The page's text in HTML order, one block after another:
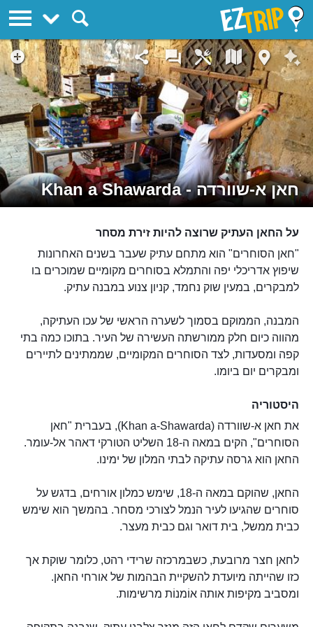
חאן א-שוורדה - Khan a Shawarda
על החאן העתיק שרוצה להיות זירת מסחר
"חאן הסוחרים" הוא מתחם עתיק שעבר בשנים האחרונות
שיפוץ אדריכלי יפה והתמלא בסוחרים מקומיים שמוכרים בו
למבקרים, במעין שוק נחמד, קניון צנוע במבנה עתיק.
המבנה, הממוקם בסמוך לשערה הראשי של עכו העתיקה,
מהווה כיום חלק ממורשתה העשירה של העיר. בתוכו כמה בתי
קפה ומסעדות, לצד הסוחרים המקומיים, שממתינים לתיירים
ומבקרים יום ביומו.
היסטוריה
את חאן א-שוורדה (Khan a-Shawarda), בעברית "חאן
הסוחרים", הקים במאה ה-18 השליט הטורקי דאהר אל-עומר.
החאן הוא גרסה עתיקה לבתי המלון של ימינו.
החאן, שהוקם במאה ה-18, שימש כמלון אורחים, בדגש על
סוחרים שהגיעו לעיר הנמל לצורכי מסחר. בהמשך הוא שימש
כבית ממשל, בית דואר וגם כבית מעצר.
לחאן חצר מרובעת, כשבמרכזה שרידי רהט, כלומר שוקת אך
כזו שהייתה מיועדת להשקיית הבהמות של אורחי החאן.
ומסביב מקיפות אותה אוֹמנוֹת מרשימות.
EZTrip